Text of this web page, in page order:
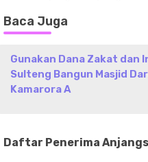
Baca Juga
Gunakan Dana Zakat dan
Sulteng Bangun Masjid
Kamarora A
Daftar Penerima